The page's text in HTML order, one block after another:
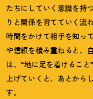
たちにしていく意識を持
りと関係を育てていく流
時間をかけて相手を知っ
や信頼を積み重ねると、
は、“地に足を着けること”
上げていくと、あとから
す。